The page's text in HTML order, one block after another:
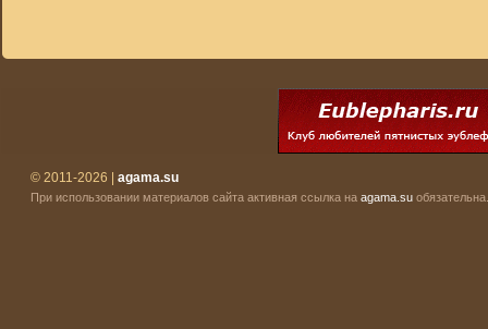
© 2011-2026 | agama.su
При использовании материалов сайта активная ссылка на agama.su обязательна.